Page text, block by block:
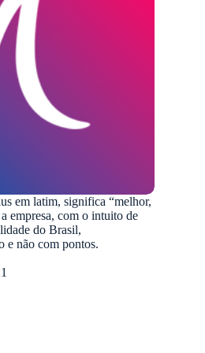
em latim, significa “melhor,
empresa, com o intuito de
do Brasil,
e não com pontos.